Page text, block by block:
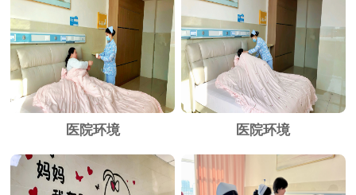
医院环境 医院环境